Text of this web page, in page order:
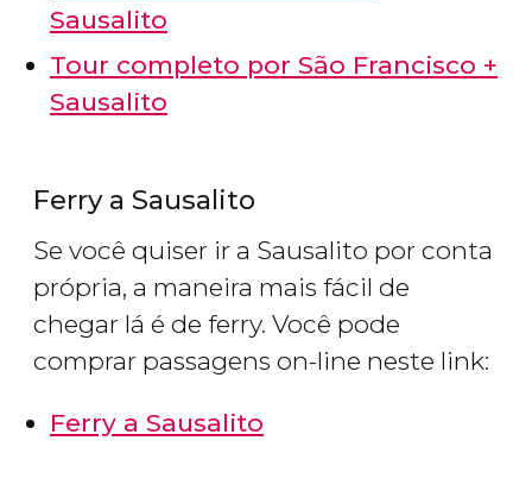
Sausalito
Tour completo por São Francisco +
Sausalito
Ferry a Sausalito
Se você quiser ir a Sausalito por conta
própria, a maneira mais fácil de
chegar lá é de ferry. Você pode
comprar passagens on-line neste link:
Ferry a Sausalito